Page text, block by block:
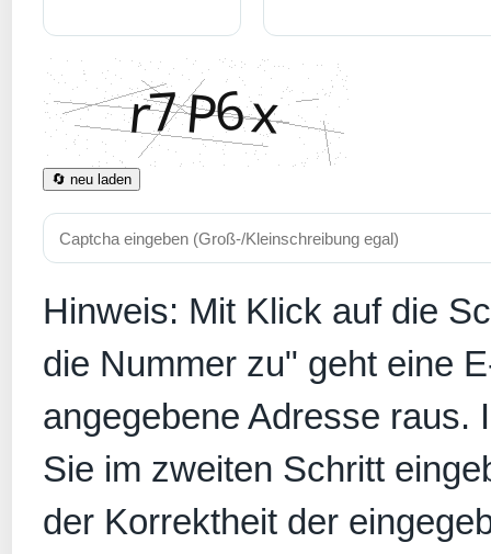
🔄 neu laden
Hinweis: Mit Klick auf die
die Nummer zu" geht eine
angegebene Adresse raus.
Sie im zweiten Schritt
der Korrektheit der